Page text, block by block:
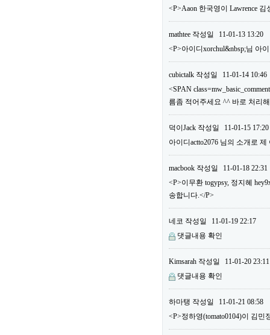
<P>Aaon 한국영이 Lawrence
mathtee 작성일
11-01-13 13:20
<P>아이디xorchul&nbsp;님 아
cubictalk 작성일
11-01-14 10:46
<SPAN
름좀 적어주세요 ^^ 바로 처리
덕이Jack 작성일
11-01-15 17:20
아이디actto2076 님의 소개로
macbook 작성일
11-01-18 22:31
<P>이무환 togypsy, 정지혜
송합니다.</P>
네코 작성일
11-01-19 22:17
댓글내용 확인
Kimsarah 작성일
11-01-20 23:11
댓글내용 확인
하마탱 작성일
11-01-21 08:58
<P>정하영(tomato0104)이 김